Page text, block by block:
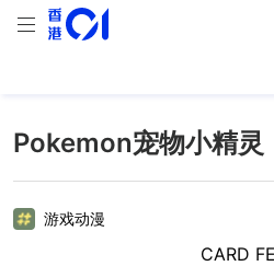
Pokemon宠物小精灵
游戏动漫
CARD